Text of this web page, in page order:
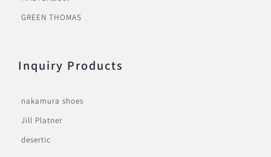
GREEN THOMAS
Inquiry Products
nakamura shoes
Jill Platner
desertic